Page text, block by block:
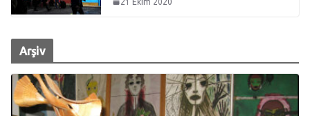
Arşiv